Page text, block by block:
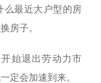
么最近大户型的房
房子。
始退出劳动力市
定会加速到来。